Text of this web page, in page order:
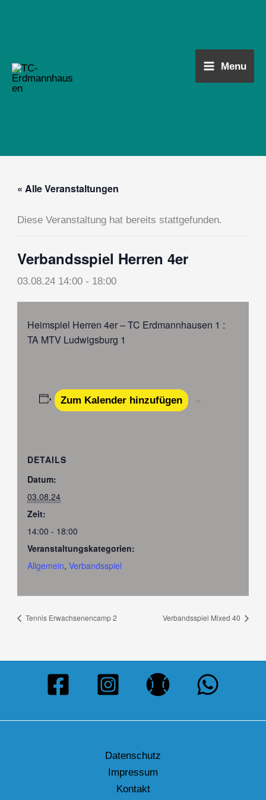
Menu
« Alle Veranstaltungen
Diese Veranstaltung hat bereits stattgefunden.
Verbandsspiel Herren 4er
03.08.24 14:00 - 18:00
Heimspiel Herren 4er – TC Erdmannhausen 1 :
TA MTV Ludwigsburg 1
Zum Kalender hinzufügen
DETAILS
Datum:
03.08.24
Zeit:
14:00 - 18:00
Veranstaltungskategorien:
Allgemein,Verbandsspiel
Tennis Erwachsenencamp 2 Verbandsspiel Mixed 40
Datenschutz
Impressum
Kontakt